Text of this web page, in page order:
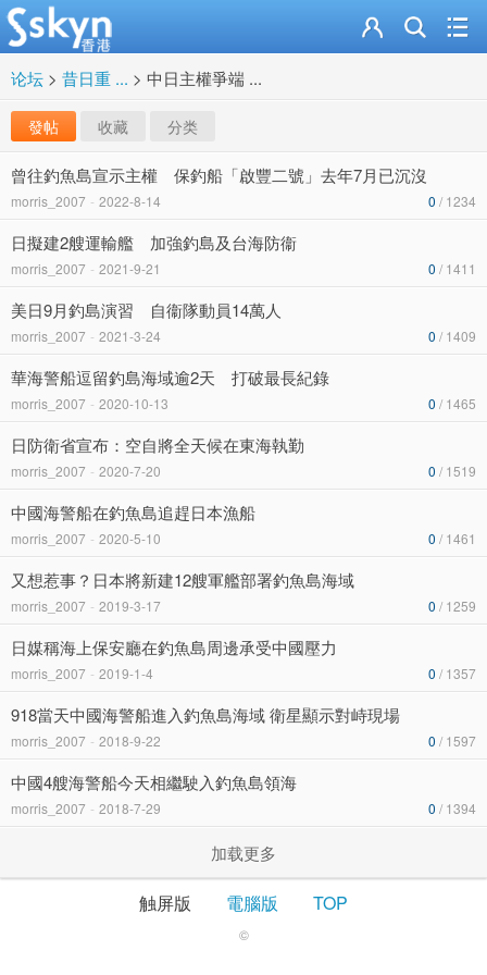
论坛 > 昔日重 ... > 中日主權爭端 ...
發帖 收藏 分类
曾往釣魚島宣示主權 保釣船「啟豐二號」去年7月已沉沒
morris_2007 - 2022-8-14 0 / 1234
日擬建2艘運輸艦 加強釣島及台海防衞
morris_2007 - 2021-9-21 0 / 1411
美日9月釣島演習 自衞隊動員14萬人
morris_2007 - 2021-3-24 0 / 1409
華海警船逗留釣島海域逾2天 打破最長紀錄
morris_2007 - 2020-10-13 0 / 1465
日防衛省宣布：空自將全天候在東海執勤
morris_2007 - 2020-7-20 0 / 1519
中國海警船在釣魚島追趕日本漁船
morris_2007 - 2020-5-10 0 / 1461
又想惹事？日本將新建12艘軍艦部署釣魚島海域
morris_2007 - 2019-3-17 0 / 1259
日媒稱海上保安廳在釣魚島周邊承受中國壓力
morris_2007 - 2019-1-4 0 / 1357
918當天中國海警船進入釣魚島海域 衛星顯示對峙現場
morris_2007 - 2018-9-22 0 / 1597
中國4艘海警船今天相繼駛入釣魚島領海
morris_2007 - 2018-7-29 0 / 1394
加载更多
触屏版 電腦版 TOP
©